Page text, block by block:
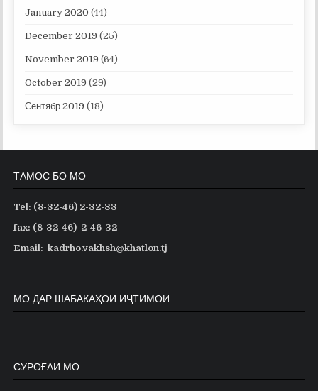
January 2020 (44)
December 2019 (25)
November 2019 (64)
October 2019 (29)
Сентябр 2019 (18)
ТАМОС БО МО
Tel: (8-32-46) 2-32-33
fax: (8-32-46) 2-46-32
Email: kadrho.vakhsh@khatlon.tj
МО ДАР ШАБАКАҲОИ ИҶТИМОӢ
СУРОҒАИ МО